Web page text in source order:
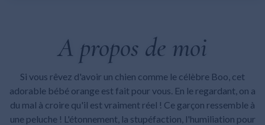
A propos de moi
Si vous rêvez d'avoir un chien comme le célèbre Boo, cet
adorable bébé orange est fait pour vous. En le regardant, on a
du mal à croire qu'il est vraiment réel ! Ce garçon ressemble à
une peluche ! L'étonnement, la stupéfaction, l'humiliation pour